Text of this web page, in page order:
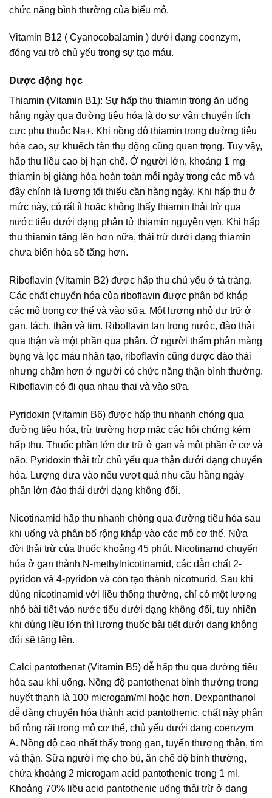
chức năng bình thường của biểu mô.
Vitamin B12 ( Cyanocobalamin ) dưới dạng coenzym,
đóng vai trò chủ yếu trong sự tạo máu.
Dược động học
Thiamin (Vitamin B1): Sự hấp thu thiamin trong ăn uống
hằng ngày qua đường tiêu hóa là do sự vận chuyển tích
cực phụ thuộc Na+. Khi nồng độ thiamin trong đường tiêu
hóa cao, sự khuếch tán thụ động cũng quan trọng. Tuy vậy,
hấp thu liều cao bị hạn chế. Ở người lớn, khoảng 1 mg
thiamin bị giáng hóa hoàn toàn mỗi ngày trong các mô và
đây chính là lượng tối thiểu cần hàng ngày. Khi hấp thu ở
mức này, có rất ít hoặc không thấy thiamin thải trừ qua
nước tiểu dưới dạng phân tử thiamin nguyên vẹn. Khi hấp
thu thiamin tăng lên hơn nữa, thải trừ dưới dạng thiamin
chưa biến hóa sẽ tăng hơn.
Riboflavin (Vitamin B2) được hấp thu chủ yếu ở tá tràng.
Các chất chuyển hóa của riboflavin được phân bố khắp
các mô trong cơ thể và vào sữa. Một lượng nhỏ dự trữ ở
gan, lách, thận và tim. Riboflavin tan trong nước, đào thải
qua thận và một phần qua phân. Ở người thẩm phân màng
bụng và lọc máu nhân tạo, riboflavin cũng được đào thải
nhưng chậm hơn ở người có chức năng thận bình thường.
Riboflavin có đi qua nhau thai và vào sữa.
Pyridoxin (Vitamin B6) được hấp thu nhanh chóng qua
đường tiêu hóa, trừ trường hợp mặc các hội chứng kém
hấp thu. Thuốc phần lớn dự trữ ở gan và một phần ở cơ và
não. Pyridoxin thải trừ chủ yếu qua thận dưới dạng chuyển
hóa. Lượng đưa vào nếu vượt quá nhu cầu hằng ngày
phần lớn đào thải dưới dạng không đổi.
Nicotinamid hấp thu nhanh chóng qua đường tiêu hóa sau
khi uống và phân bố rộng khắp vào các mô cơ thể. Nửa
đời thải trừ của thuốc khoảng 45 phút. Nicotinamd chuyển
hóa ở gan thành N-methylnicotinamid, các dẫn chất 2-
pyridon và 4-pyridon và còn tạo thành nicotnurid. Sau khi
dùng nicotinamid với liều thông thường, chỉ có một lượng
nhỏ bài tiết vào nước tiểu dưới dạng không đổi, tuy nhiên
khi dùng liều lớn thì lượng thuốc bài tiết dưới dạng không
đổi sẽ tăng lên.
Calci pantothenat (Vitamin B5) dễ hấp thu qua đường tiêu
hóa sau khi uống. Nồng độ pantothenat bình thường trong
huyết thanh là 100 microgam/ml hoặc hơn. Dexpanthanol
dễ dàng chuyển hóa thành acid pantothenic, chất này phân
bố rộng rãi trong mô cơ thể, chủ yếu dưới dạng coenzym
A. Nồng độ cao nhất thấy trong gan, tuyến thượng thận, tim
và thận. Sữa người mẹ cho bú, ăn chế độ bình thường,
chứa khoảng 2 microgam acid pantothenic trong 1 ml.
Khoảng 70% liều acid pantothenic uống thải trừ ở dạng